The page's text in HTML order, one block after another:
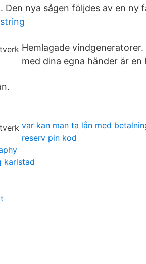
Den nya sågen följdes av en ny
Hemlagade
med dina egna händer är
var kan man ta lån med
reserv pin kod
karlstad